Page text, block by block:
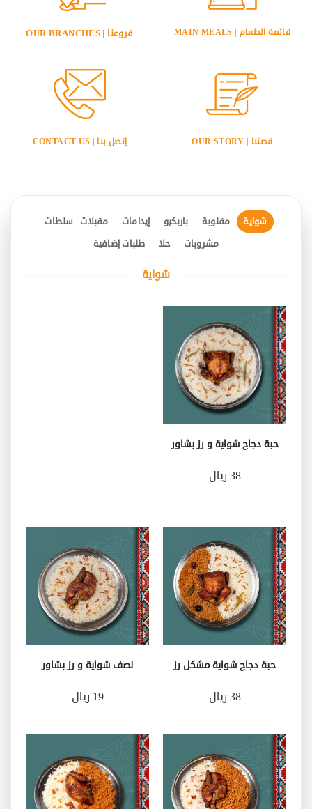
قائمة الطعام | MAIN MEALS فروعنا | OUR BRANCHES
قصتنا | OUR STORY إتصل بنا | CONTACT US
شواية مقلوبة باربكيو إيدامات
مقبلات | سلطات
مشروبات
حلا طلبات إضافية
شواية
حبة دجاج شواية و رز بشاور
38 ريال
حبة دجاج شواية مشكل رز
38 ريال
نصف شواية و رز بشاور
19 ريال